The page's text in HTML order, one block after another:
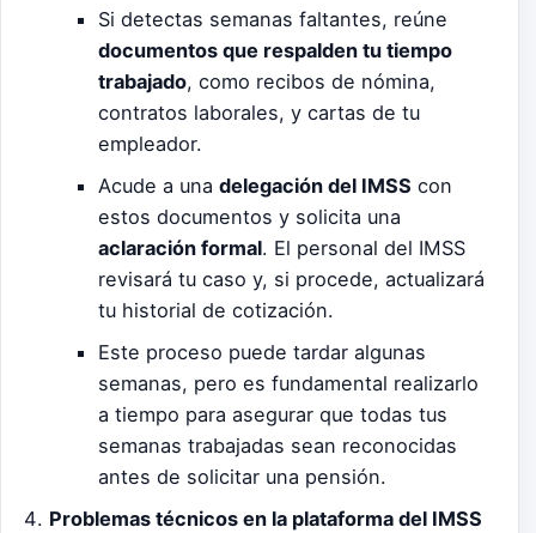
Si detectas semanas faltantes, reúne
documentos que respalden tu tiempo
trabajado, como recibos de nómina,
contratos laborales, y cartas de tu
empleador.
Acude a unadelegación del IMSS con
estos documentos y solicita una
aclaración formal. El personal del IMSS
revisará tu caso y, si procede, actualizará
tu historial de cotización.
Este proceso puede tardar algunas
semanas, pero es fundamental realizarlo
a tiempo para asegurar que todas tus
semanas trabajadas sean reconocidas
antes de solicitar una pensión.
Problemas técnicos en la plataforma del IMSS